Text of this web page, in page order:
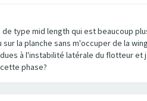
type mid length qui est beaucoup
la planche sans m'occuper de la
à l'instabilité latérale du flotteur
phase?